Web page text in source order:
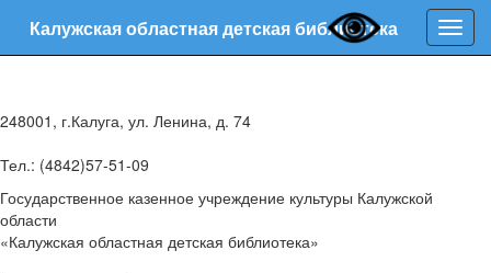
Калужская областная детская библиотека
248001, г.Калуга, ул. Ленина, д. 74
Тел.: (4842)57-51-09
Государственное казенное учреждение культуры Калужской
области
«Калужская областная детская библиотека»